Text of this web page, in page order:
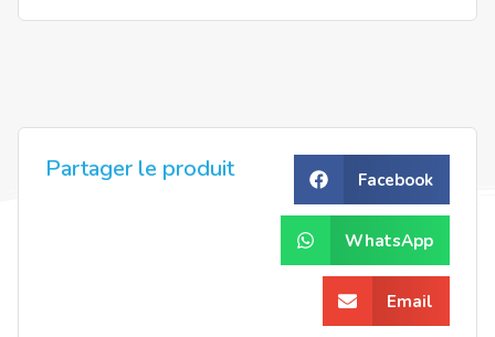
Partager le produit Facebook
WhatsApp
Email